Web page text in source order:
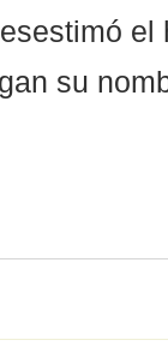
el
su